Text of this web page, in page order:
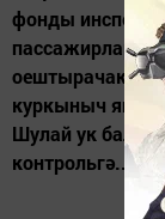
фонды
куркыныч
Шулай ук
контрольгә...